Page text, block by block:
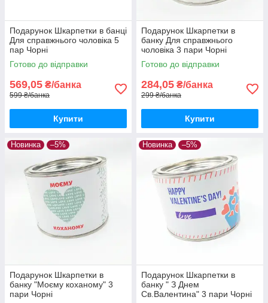
Подарунок Шкарпетки в банці
Для справжнього чоловіка 5
пар Чорні
Готово до відправки
569,05 ₴/банка
599 ₴/банка
Купити
Подарунок Шкарпетки в
банку Для справжнього
чоловіка 3 пари Чорні
Готово до відправки
284,05 ₴/банка
299 ₴/банка
Купити
Новинка –5%
Подарунок Шкарпетки в
банку "Моєму коханому" 3
пари Чорні
Новинка –5%
Подарунок Шкарпетки в
банку " З Днем
Св.Валентина" 3 пари Чорні